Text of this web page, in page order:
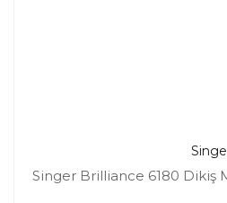
Singer Brilliance 6180 Dikiş